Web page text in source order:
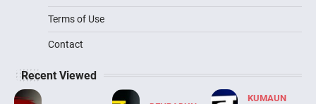
Terms of Use
Contact
Recent Viewed
KUMAUN